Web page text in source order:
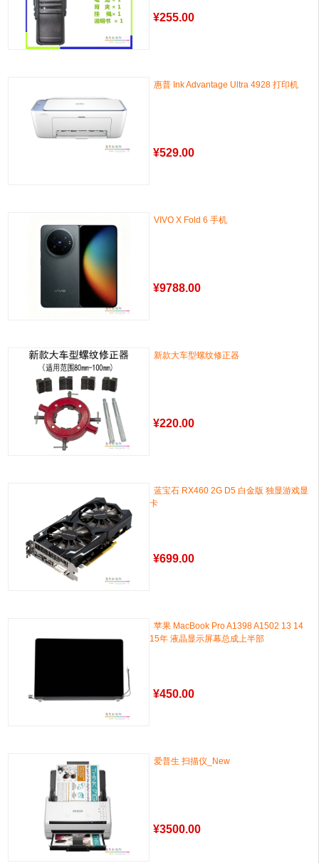
¥255.00
惠普 Ink Advantage Ultra 4928 打印机
¥529.00
VIVO X Fold 6 手机
¥9788.00
新款大车型螺纹修正器
¥220.00
蓝宝石 RX460 2G D5 白金版 独显游戏显
卡
¥699.00
苹果 MacBook Pro A1398 A1502 13 14
15年 液晶显示屏幕总成上半部
¥450.00
爱普生 扫描仪_New
¥3500.00